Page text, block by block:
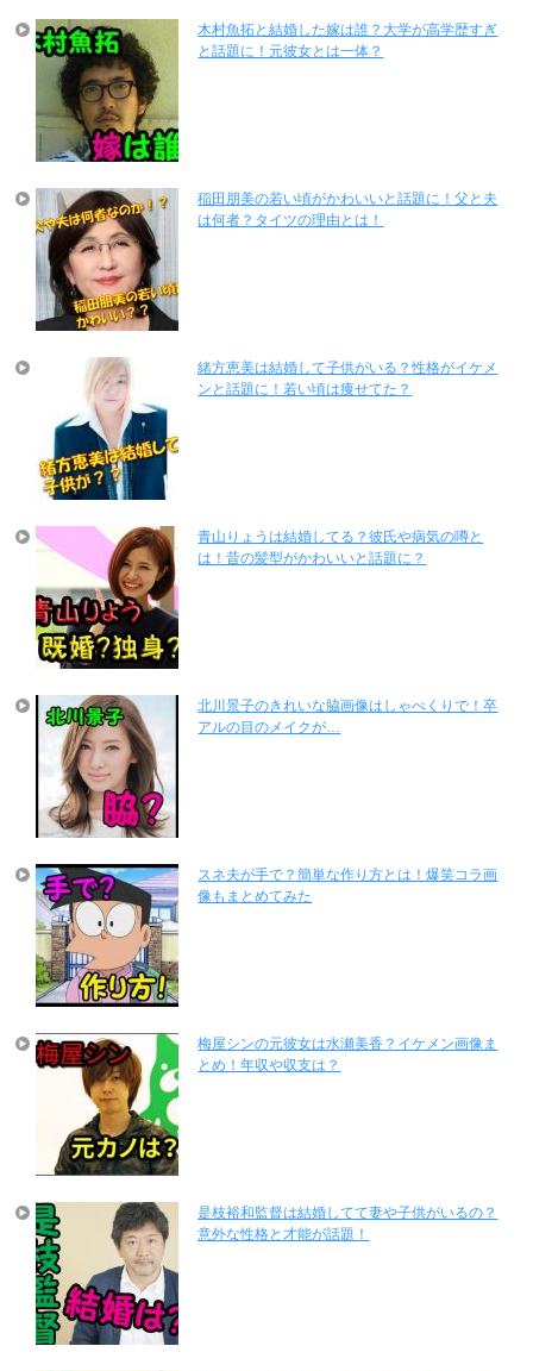
木村魚拓と結婚した嫁は誰？大学が高学歴すぎ
と話題に！元彼女とは一体？
稲田朋美の若い頃がかわいいと話題に！父と夫
は何者？タイツの理由とは！
緒方恵美は結婚して子供がいる？性格がイケメ
ンと話題に！若い頃は痩せてた？
青山りょうは結婚してる？彼氏や病気の噂と
は！昔の髪型がかわいいと話題に？
北川景子のきれいな脇画像はしゃべくりで！卒
アルの目のメイクが…
スネ夫が手で？簡単な作り方とは！爆笑コラ画
像もまとめてみた
梅屋シンの元彼女は水瀬美香？イケメン画像ま
とめ！年収や収支は？
是枝裕和監督は結婚してて妻や子供がいるの？
意外な性格と才能が話題！